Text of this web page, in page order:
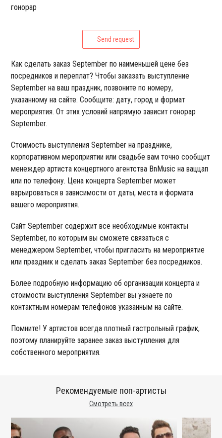
гонорар
Send request
Как сделать заказ September по наименьшей цене без
посредников и переплат? Чтобы заказать выступление
September на ваш праздник, позвоните по номеру,
указанному на сайте. Сообщите: дату, город и формат
мероприятия. От этих условий напрямую зависит гонорар
September.
Стоимость выступления September на празднике,
корпоративном мероприятии или свадьбе вам точно сообщит
менеждер артиста концертного агентства BnMusic на ваццап
или по телефону. Цена концерта September может
варьироваться в зависимости от даты, места и формата
вашего мероприятия.
Сайт September содержит все необходимые контакты
September, по которым вы сможете связаться с
менеджером September, чтобы пригласить на мероприятие
или праздник и сделать заказ September без посредников.
Более подробную информацию об организации концерта и
стоимости выступления September вы узнаете по
контактным номерам телефонов указанным на сайте.
Помните! У артистов всегда плотный гастрольный график,
поэтому планируйте заранее заказ выступления для
собственного мероприятия.
Смотреть всех
Рекомендуемые поп-артисты